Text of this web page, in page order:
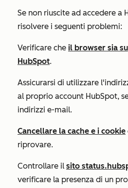
Se non riuscite ad accedere a
risolvere i seguenti problemi:
Verificare che il browser sia
HubSpot.
Assicurarsi di utilizzare
al proprio account HubSpot,
indirizzi e-mail.
Cancellare la cache e i cookie
riprovare.
Controllare il sito
verificare la presenza di un